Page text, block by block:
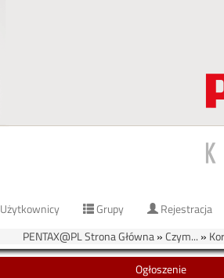
Użytkownicy Grupy Rejestracja
PENTAX@PL Strona Główna»Czym... »
Ogłoszenie